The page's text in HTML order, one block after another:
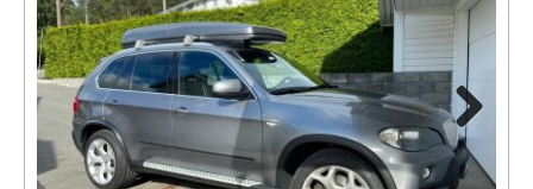
Kontakt
AGB, Nutzungsbedingungen
Impressum
Next